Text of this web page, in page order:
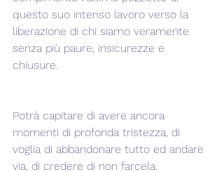
questo suo intenso lavoro verso la
liberazione di chi siamo veramente
senza più paure, insicurezze e
chiusure.
Potrà capitare di avere ancora
momenti di profonda tristezza, di
voglia di abbandonare tutto ed andare
via, di credere di non farcela.